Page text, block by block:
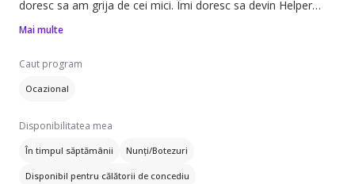
doresc sa am grija de cei mici. Îmi doresc sa devin Helper
deoarece iubesc sa lucrez cu cei mici, sa învăț alături de ei
cunoștințele mele, atât pentru scoala, cât si extrașcolare.
Sunt o fire deschisă, copilăroasă, prietenoasa si responsabila.
Îmi doresc ca cel mic sa găsescă in mine o prietena, un sprijin
Mai multe
Caut program
Ocazional
Disponibilitatea mea
În timpul săptămânii Nunți/Botezuri
Disponibil pentru călătorii de concediu